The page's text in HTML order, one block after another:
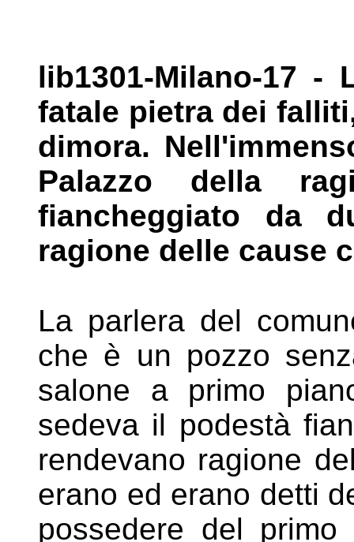
lib1301-Milano-17
fatale pietra dei
dimora.
Palazzo della
fiancheggiato da
ragione delle cause
La parlera del
che è un pozzo
salone a primo
sedeva il podestà
rendevano ragione
erano ed erano detti
possedere del